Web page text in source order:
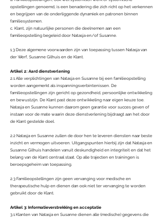
opstellingen genoemd, is een benadering die zich richt op het verkennen
en begrijpen van de onderliggende dynamiek en patronen binnen
familiesystemen.
c. Klant, zijn natuurlijke personen die deelnemen aan een
familieopstelling begeleid door Natasja en/of Susanne.
1.3 Deze algemene voorwaarden zijn van toepassing tussen Natasja van
der Werf, Susanne Gilhuis en de Klant.
Artikel 2: Aard dienstverlening
2.1 Alle verplichtingen van Natasja en Susanne bij een familieopstelling
worden aangemerkt als inspanningsverbintenissen. De
familieopstellingen zijn gericht op gezondheid, persoonlijke ontwikkeling
en bewustzijn. De Klant past deze ontwikkeling naar eigen keuze toe.
Natasja en Susanne kunnen daarom geen garantie voor succes geven of
instaan voor de mate waarin deze dienstverlening bijdraagt aan het door
de Klant gestelde doel.
2.2 Natasja en Susanne zullen de door hen te leveren diensten naar beste
inzicht en vermogen uitvoeren. Uitgangspunten hierbij zijn dat Natasja en
Susanne Gilhuis handelen vanuit deskundigheid en integriteit en dat het
belang van de Klant centraal staat. Op alle trajecten en trainingen is
beroepsgeheim van toepassing.
2.3 Familieopstellingen zijn geen vervanging voor medische en
therapeutische hulp en dienen dan ook niet ter vervanging te worden
gebruikt door de Klant.
Artikel 3: Informatieverstrekking en acceptatie
3.1 Klanten van Natasja en Susanne dienen alle (medische) gegevens die